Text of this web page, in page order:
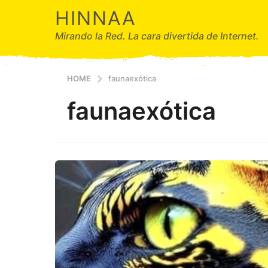
HINNAA
Mirando la Red. La cara divertida de Internet.
HOME faunaexótica
faunaexótica